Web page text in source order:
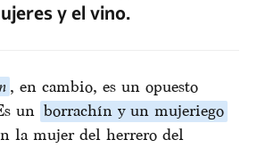
y el vino.
, en cambio, es un opuesto
un borrachín y un mujeriego
la mujer del herrero del